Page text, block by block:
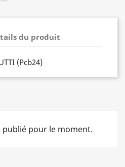
du produit
(Pcb24)
publié pour le moment.